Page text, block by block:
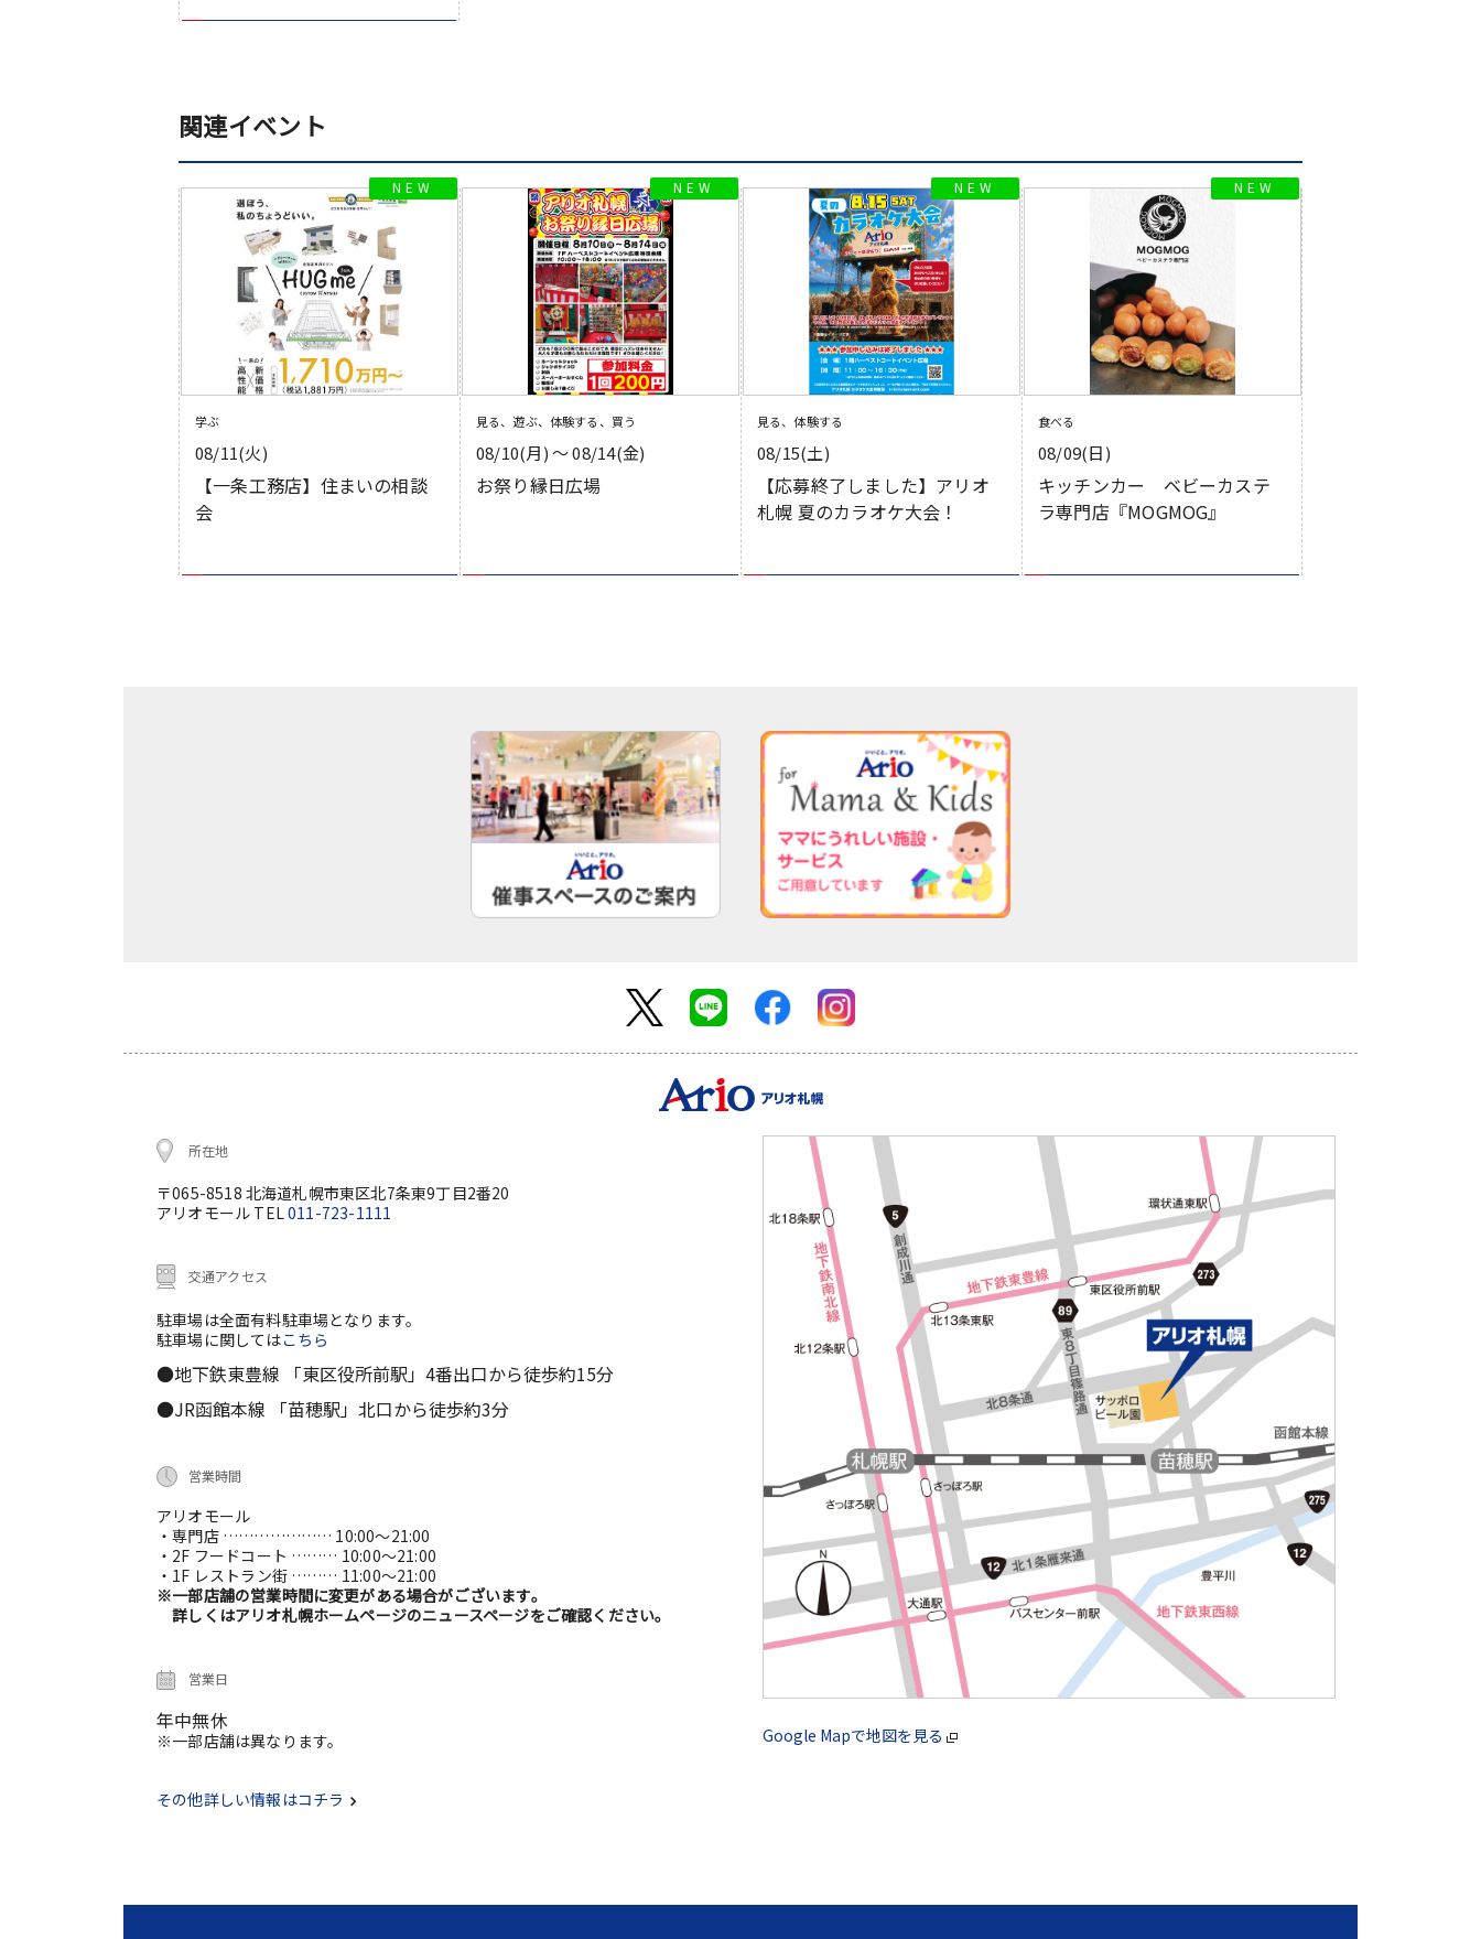
関連イベント
学ぶ
08/11(火)
【一条工務店】住まいの相談
会
見る、遊ぶ、体験する、買う
08/10(月) 〜 08/14(金)
お祭り縁日広場
見る、体験する
08/15(土)
【応募終了しました】アリオ
札幌 夏のカラオケ大会！
食べる
08/09(日)
キッチンカー ベビーカステ
ラ専門店『MOGMOG』
所在地
〒065-8518 北海道札幌市東区北7条東9丁目2番20
アリオモール TEL011-723-1111
交通アクセス
駐車場は全面有料駐車場となります。
駐車場に関してはこちら
●地下鉄東豊線 「東区役所前駅」4番出口から徒歩約15分
●JR函館本線 「苗穂駅」北口から徒歩約3分
営業時間
アリオモール
・専門店 ………………… 10:00～21:00
・2F フードコート ……… 10:00～21:00
・1F レストラン街 ……… 11:00～21:00
※一部店舗の営業時間に変更がある場合がございます。
詳しくはアリオ札幌ホームページのニュースページをご確認ください。
営業日
年中無休
※一部店舗は異なります。
その他詳しい情報はコチラ
Google Mapで地図を見る